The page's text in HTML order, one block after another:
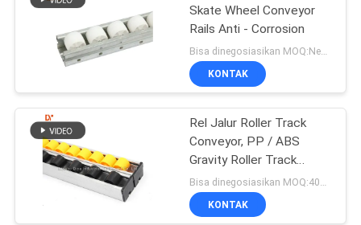
KONTROL
HUBUNGI
KAMI
BERITA
Skate Wheel Conveyor
Rails Anti - Corrosion
KONTAK
Rel Jalur Roller Track
Conveyor, PP / ABS
Gravity Roller Track
28mm x 25mm
KONTAK